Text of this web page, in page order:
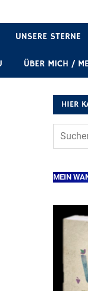
UNSERE STERNE
ÜBER MICH /
HIER
MEIN